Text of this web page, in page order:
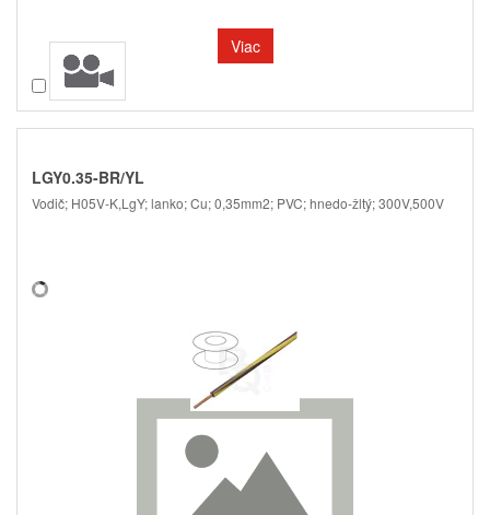
Viac
Porovnať
LGY0.35-BR/YL
Vodič; H05V-K,LgY; lanko; Cu; 0,35mm2; PVC; hnedo-žltý; 300V,500V